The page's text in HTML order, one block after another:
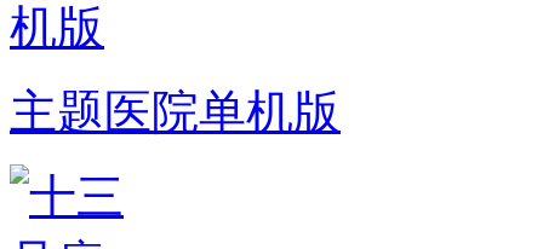
主题医院单机版